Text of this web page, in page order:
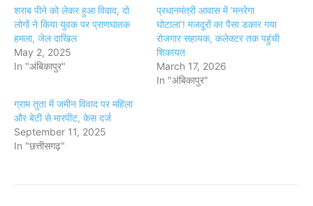
शराब पीने को लेकर हुआ विवाद, दो
लोगों ने किया युवक पर प्राणघातक
हमला, जेल दाखिल
May 2, 2025
In "अंबिकापुर"
प्रधानमंत्री आवास में ‘मनरेगा
घोटाला’! मजदूरों का पैसा डकार गया
रोजगार सहायक, कलेक्टर तक पहुंची
शिकायत
March 17, 2026
In "अंबिकापुर"
ग्राम तुता में जमीन विवाद पर महिला
और बेटी से मारपीट, केस दर्ज
September 11, 2025
In "छत्तीसगढ़"